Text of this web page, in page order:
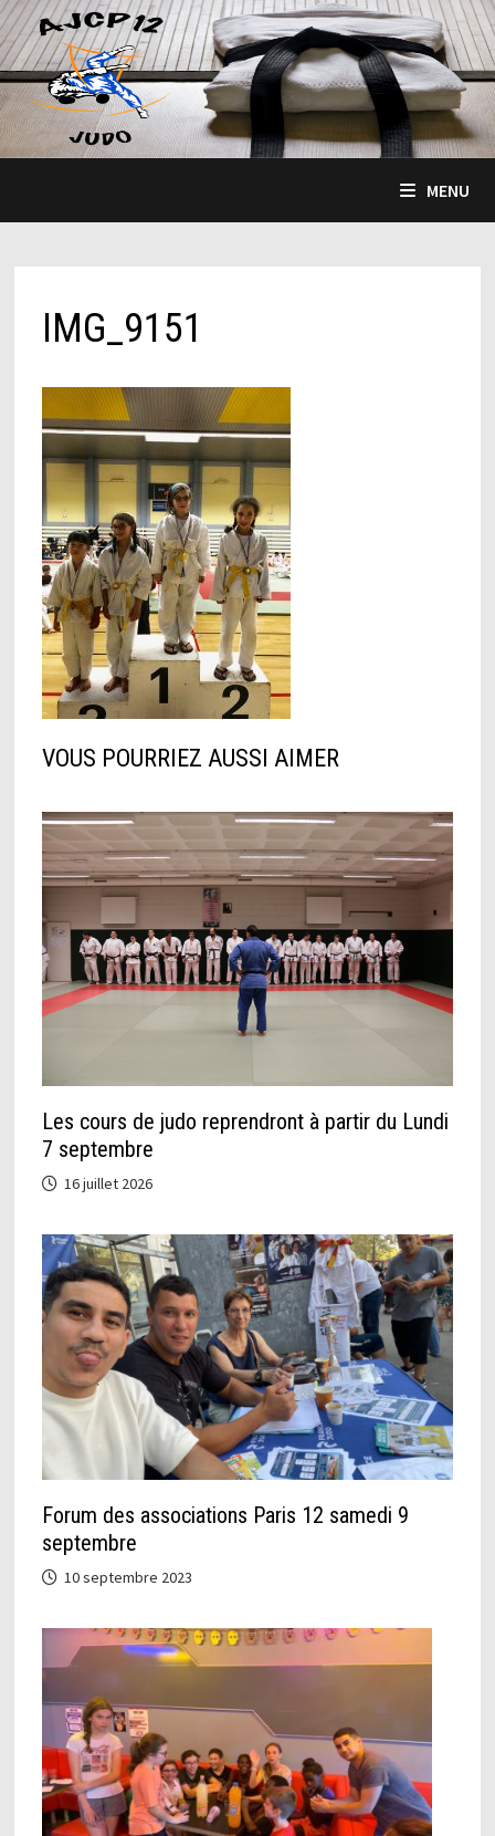
Passer
au
contenu
MENU
IMG_9151
VOUS POURRIEZ AUSSI AIMER
Les cours de judo reprendront à partir du Lundi
7 septembre
16 juillet 2026
Forum des associations Paris 12 samedi 9
septembre
10 septembre 2023